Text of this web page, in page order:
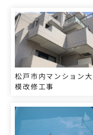
松戸市内マンション
模改修工事